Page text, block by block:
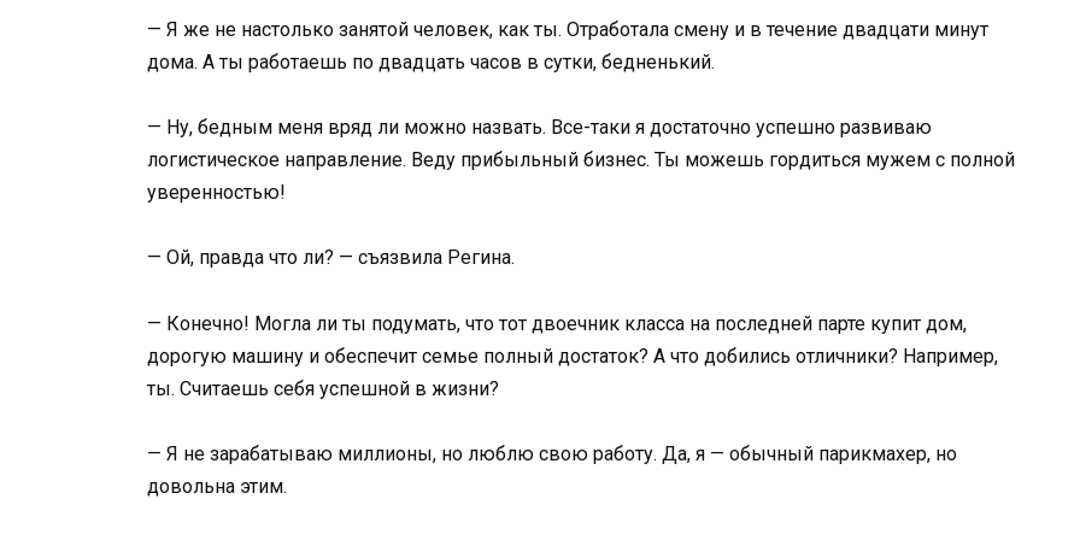
— Я же не настолько занятой человек, как ты. Отработала смену и в течение двадцати минут
дома. А ты работаешь по двадцать часов в сутки, бедненький.
— Ну, бедным меня вряд ли можно назвать. Все-таки я достаточно успешно развиваю
логистическое направление. Веду прибыльный бизнес. Ты можешь гордиться мужем с полной
уверенностью!
— Ой, правда что ли? — съязвила Регина.
— Конечно! Могла ли ты подумать, что тот двоечник класса на последней парте купит дом,
дорогую машину и обеспечит семье полный достаток? А что добились отличники? Например,
ты. Считаешь себя успешной в жизни?
— Я не зарабатываю миллионы, но люблю свою работу. Да, я — обычный парикмахер, но
довольна этим.